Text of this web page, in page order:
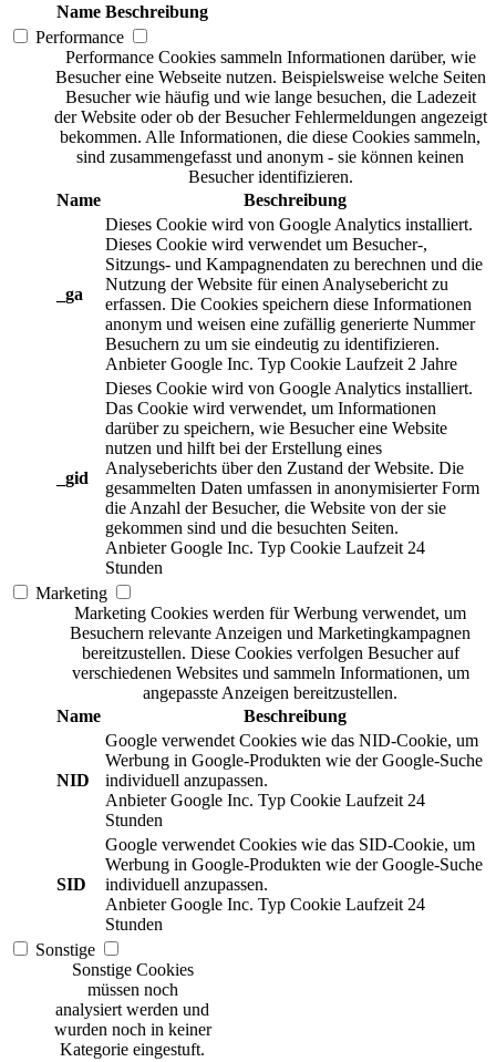
Name Beschreibung
Performance
Performance Cookies sammeln Informationen darüber, wie
Besucher eine Webseite nutzen. Beispielsweise welche Seiten
Besucher wie häufig und wie lange besuchen, die Ladezeit
der Website oder ob der Besucher Fehlermeldungen angezeigt
bekommen. Alle Informationen, die diese Cookies sammeln,
sind zusammengefasst und anonym - sie können keinen
Besucher identifizieren.
Name
Beschreibung
_ga
Dieses Cookie wird von Google Analytics installiert.
Dieses Cookie wird verwendet um Besucher-,
Sitzungs- und Kampagnendaten zu berechnen und die
Nutzung der Website für einen Analysebericht zu
erfassen. Die Cookies speichern diese Informationen
anonym und weisen eine zufällig generierte Nummer
Besuchern zu um sie eindeutig zu identifizieren.
Anbieter Google Inc. Typ Cookie Laufzeit 2 Jahre
_gid
Dieses Cookie wird von Google Analytics installiert.
Das Cookie wird verwendet, um Informationen
darüber zu speichern, wie Besucher eine Website
nutzen und hilft bei der Erstellung eines
Analyseberichts über den Zustand der Website. Die
gesammelten Daten umfassen in anonymisierter Form
die Anzahl der Besucher, die Website von der sie
gekommen sind und die besuchten Seiten.
Anbieter Google Inc. Typ Cookie Laufzeit 24
Stunden
Marketing
Marketing Cookies werden für Werbung verwendet, um
Besuchern relevante Anzeigen und Marketingkampagnen
bereitzustellen. Diese Cookies verfolgen Besucher auf
verschiedenen Websites und sammeln Informationen, um
angepasste Anzeigen bereitzustellen.
Name
Beschreibung
NID
Google verwendet Cookies wie das NID-Cookie, um
Werbung in Google-Produkten wie der Google-Suche
individuell anzupassen.
Anbieter Google Inc. Typ Cookie Laufzeit 24
Stunden
SID
Google verwendet Cookies wie das SID-Cookie, um
Werbung in Google-Produkten wie der Google-Suche
individuell anzupassen.
Anbieter Google Inc. Typ Cookie Laufzeit 24
Stunden
Sonstige
Sonstige Cookies
müssen noch
analysiert werden und
wurden noch in keiner
Kategorie eingestuft.